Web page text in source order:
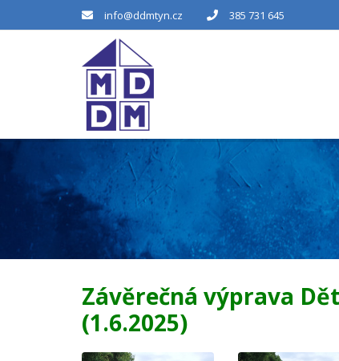
info@ddmtyn.cz 385 731 645
Závěrečná výprava
(1.6.2025)